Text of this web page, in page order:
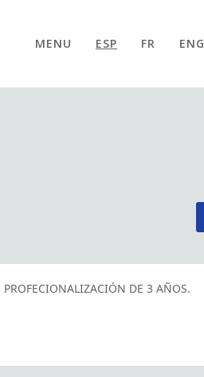
MENU ESP FR ENG
PROFECIONALIZACIÓN DE 3 AÑOS.